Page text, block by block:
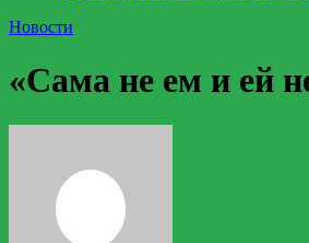
Новости
«Сама не ем и ей